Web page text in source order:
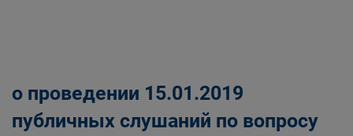
о проведении 15.01.2019
публичных слушаний по вопросу